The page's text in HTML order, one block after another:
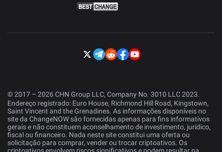
© 2017 – 2026 CHN Group LLC, Company No. 3010 LLC 2023.
Endereço registrado: Euro House, Richmond Hill Road, Kingstown,
Saint Vincent and the Grenadines. As informações disponíveis no
site da ChangeNOW são fornecidas apenas para fins informativos
gerais e não constituem aconselhamento de investimento, jurídico,
fiscal ou financeiro. Nada neste site constitui uma oferta ou
solicitação para comprar, vender ou trocar criptoativos. Os